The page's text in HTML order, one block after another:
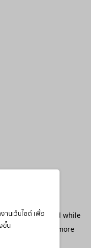
นเว็บไซต์ เพื่อ
ขึ้น
has occurred while
console
for more